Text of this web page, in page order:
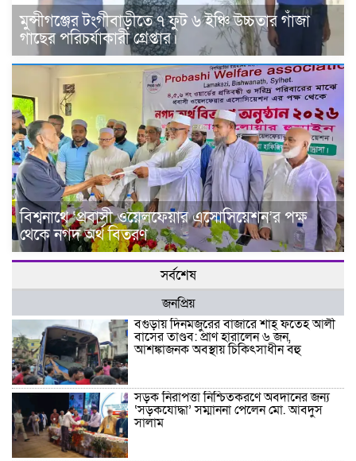
মুন্সীগঞ্জের টংগীবাড়ীতে ৭ ফুট ৬ ইঞ্চি উচ্চতার গাঁজা
গাছের পরিচর্যাকারী গ্রেপ্তার।
বিশ্বনাথে ‘প্রবাসী ওয়েলফেয়ার এসোসিয়েশন’র পক্ষ
থেকে নগদ অর্থ বিতরণ
সর্বশেষ
জনপ্রিয়
বগুড়ায় দিনমজুরের বাজারে শাহ্ ফতেহ আলী
বাসের তাণ্ডব: প্রাণ হারালেন ৬ জন,
আশঙ্কাজনক অবস্থায় চিকিৎসাধীন বহু
সড়ক নিরাপত্তা নিশ্চিতকরণে অবদানের জন্য
‘সড়কযোদ্ধা’ সম্মাননা পেলেন মো. আবদুস
সালাম